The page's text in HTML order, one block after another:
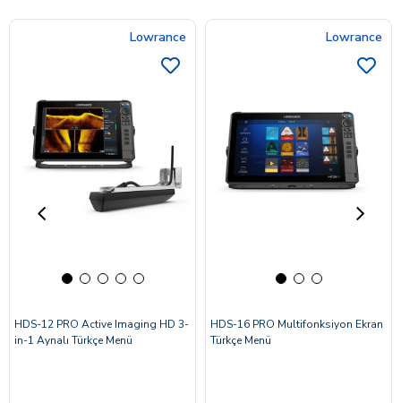
Lowrance
HDS-12 PRO Active Imaging HD 3-
in-1 Aynalı Türkçe Menü
Lowrance
HDS-16 PRO Multifonksiyon Ekran
Türkçe Menü